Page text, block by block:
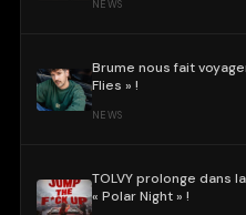
NEWS
Brume nous fait
Flies » !
NEWS
TOLVY prolonge dans
« Polar Night » !